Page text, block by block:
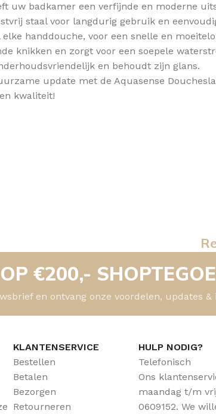
uw badkamer een verfijnde en moderne
staal voor langdurig gebruik en
handdouche, voor een snelle en
knikken en zorgt voor een soepele
en behoudt zijn glans.
update met de Aquasense
kwaliteit!
€200,-
en ontvang onze voordelen, updates &
KLANTENSERVICE
Bestellen
Betalen
Bezorgen
Retourneren
HULP NODIG?
Telefonisch
Ons
maandag t/m
0609152. We